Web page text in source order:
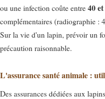
ou une infection coûte entre 40
complémentaires (radiographie :
Sur la vie d'un lapin, prévoir un
précaution raisonnable.
L'assurance santé animale :
Des assurances dédiées aux